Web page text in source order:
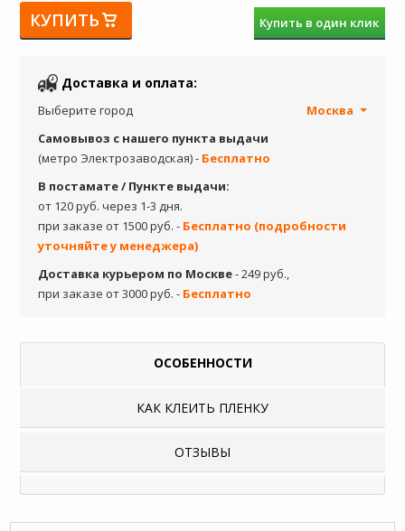
КУПИТЬ Купить в один клик
Доставка и оплата:
Выберите город
Москва
Самовывоз с нашего пункта выдачи
(метро Электрозаводская) - Бесплатно
В постамате / Пункте выдачи:
от 120 руб. через 1-3 дня.
при заказе от 1500 руб. - Бесплатно (подробности
уточняйте у менеджера)
Доставка курьером по Москве- 249 руб.,
при заказе от 3000 руб. - Бесплатно
ОСОБЕННОСТИ
КАК КЛЕИТЬ ПЛЕНКУ
ОТЗЫВЫ